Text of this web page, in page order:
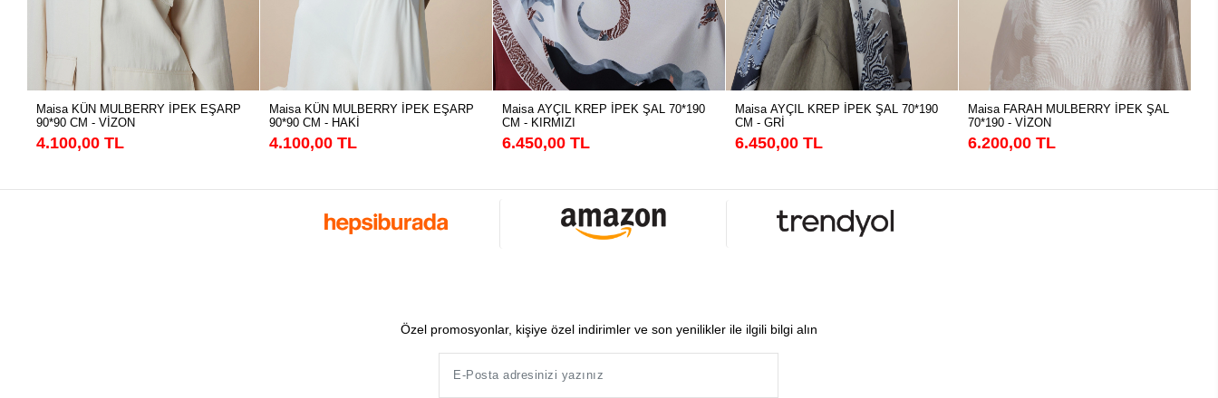
Maisa KÜN MULBERRY İPEK EŞARP
90*90 CM - VİZON
4.100,00 TL
Maisa KÜN MULBERRY İPEK EŞARP
90*90 CM - HAKİ
4.100,00 TL
Maisa AYÇIL KREP İPEK ŞAL 70*190
CM - KIRMIZI
6.450,00 TL
Maisa AYÇIL KREP İPEK ŞAL 70*190
CM - GRİ
6.450,00 TL
Maisa FARAH MULBERRY İPEK ŞAL
70*190 - VİZON
6.200,00 TL
Özel promosyonlar, kişiye özel indirimler ve son yenilikler ile ilgili bilgi alın